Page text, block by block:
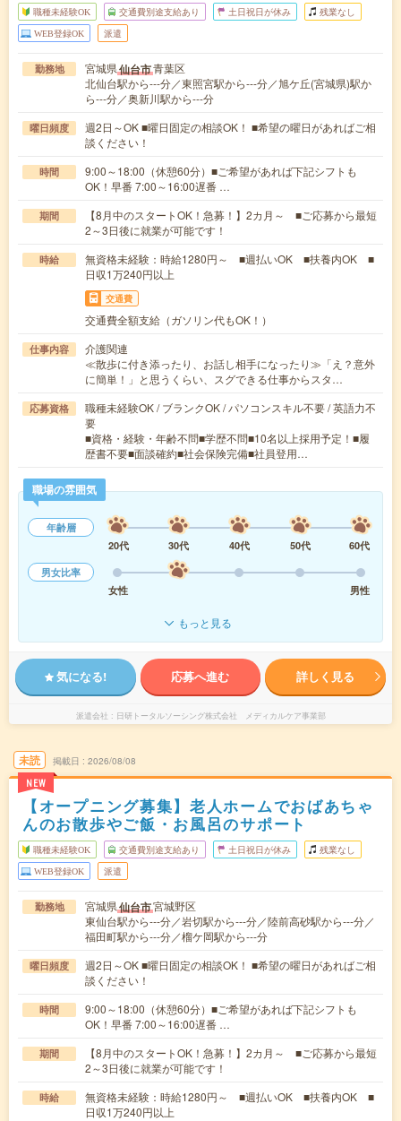
職種未経験OK 交通費別途支給あり 土日祝日が休み 残業なし
WEB登録OK 派遣
勤務地 宮城県仙台市青葉区
北仙台駅から---分／東照宮駅から---分／旭ケ丘(宮城県)駅か
ら---分／奥新川駅から---分
曜日頻度
週2日～OK ■曜日固定の相談OK！ ■希望の曜日があればご相
談ください！
時間
9:00～18:00（休憩60分）■ご希望があれば下記シフトも
OK！早番 7:00～16:00遅番 …
期間
【8月中のスタートOK！急募！】2カ月～ ■ご応募から最短
2～3日後に就業が可能です！
時給
無資格未経験：時給1280円～ ■週払いOK ■扶養内OK ■
日収1万240円以上
交通費
交通費全額支給（ガソリン代もOK！）
仕事内容
介護関連
≪散歩に付き添ったり、お話し相手になったり≫「え？意外
に簡単！」と思うくらい、スグできる仕事からスタ…
応募資格
職種未経験OK / ブランクOK / パソコンスキル不要 / 英語力不
要
■資格・経験・年齢不問■学歴不問■10名以上採用予定！■履
歴書不要■面談確約■社会保険完備■社員登用…
職場の雰囲気
年齢層
20代
30代 40代 50代
60代
男女比率
女性
男性
もっと見る
気になる! 応募へ進む 詳しく見る
派遣会社 日研トータルソーシング株式会社 メディカルケア事業部
未読
NEW
掲載日 2026/08/08
【オープニング募集】老人ホームでおばあちゃ
んのお散歩やご飯・お風呂のサポート
職種未経験OK 交通費別途支給あり 土日祝日が休み 残業なし
WEB登録OK 派遣
勤務地 宮城県仙台市宮城野区
東仙台駅から---分／岩切駅から---分／陸前高砂駅から---分／
福田町駅から---分／榴ケ岡駅から---分
曜日頻度
週2日～OK ■曜日固定の相談OK！ ■希望の曜日があればご相
談ください！
時間
9:00～18:00（休憩60分）■ご希望があれば下記シフトも
OK！早番 7:00～16:00遅番 …
期間
【8月中のスタートOK！急募！】2カ月～ ■ご応募から最短
2～3日後に就業が可能です！
時給
無資格未経験：時給1280円～ ■週払いOK ■扶養内OK ■
日収1万240円以上